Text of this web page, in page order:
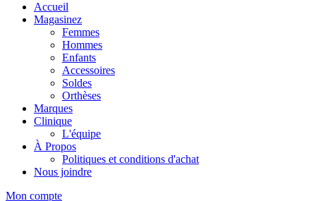
Accueil
Magasinez
Femmes
Hommes
Enfants
Accessoires
Soldes
Orthèses
Marques
Clinique
L'équipe
À Propos
Politiques et conditions d'achat
Nous joindre
Mon compte